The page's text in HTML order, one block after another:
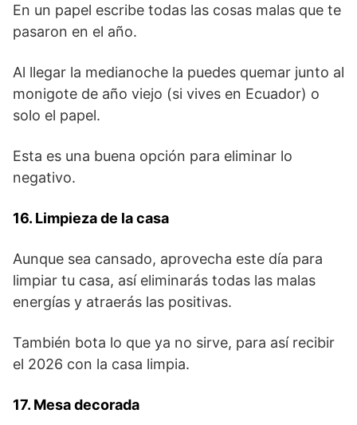
En un papel escribe todas las cosas malas que te
pasaron en el año.
Al llegar la medianoche la puedes quemar junto al
monigote de año viejo (si vives en Ecuador) o
solo el papel.
Esta es una buena opción para eliminar lo
negativo.
16. Limpieza de la casa
Aunque sea cansado, aprovecha este día para
limpiar tu casa, así eliminarás todas las malas
energías y atraerás las positivas.
También bota lo que ya no sirve, para así recibir
el 2026 con la casa limpia.
17. Mesa decorada